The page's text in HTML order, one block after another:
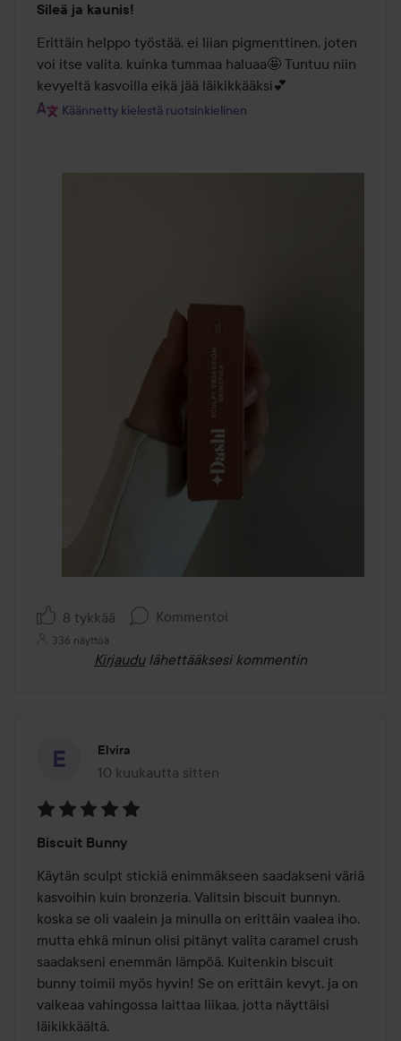
5
/
5
Sileä ja kaunis!
Erittäin helppo työstää, ei liian pigmenttinen, joten
voi itse valita, kuinka tummaa haluaa🤩 Tuntuu niin
kevyeltä kasvoilla eikä jää läikikkääksi💕
Käännetty kielestä ruotsinkielinen
8 tykkää Kommentoi
336 näyttöä
Kirjaudu lähettääksesi kommentin
Elvira
10 kuukautta sitten
Viesti luotiin 10 kuukautta sitten
5
/
5
Biscuit Bunny
Käytän sculpt stickiä enimmäkseen saadakseni väriä
kasvoihin kuin bronzeria. Valitsin biscuit bunnyn,
koska se oli vaalein ja minulla on erittäin vaalea iho,
mutta ehkä minun olisi pitänyt valita caramel crush
saadakseni enemmän lämpöä. Kuitenkin biscuit
bunny toimii myös hyvin! Se on erittäin kevyt, ja on
vaikeaa vahingossa laittaa liikaa, jotta näyttäisi
läikikkäältä.